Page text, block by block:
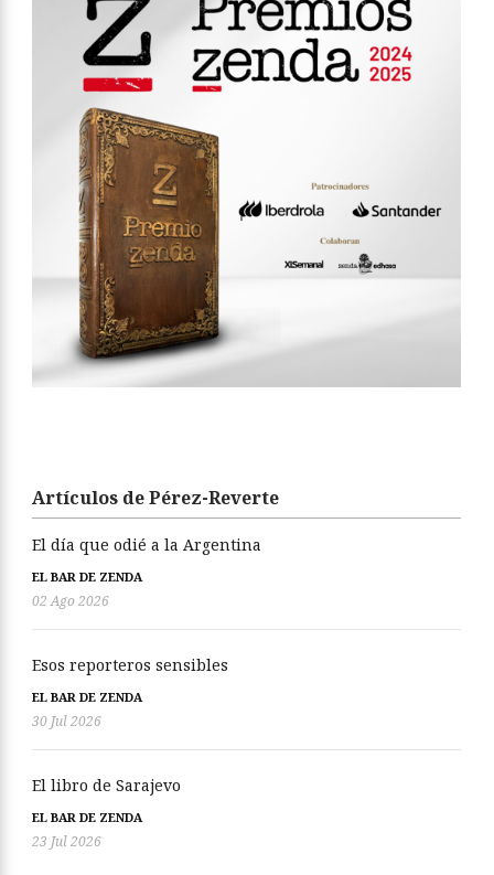
Artículos de Pérez-Reverte
El día que odié a la Argentina
EL BAR DE ZENDA
02 Ago 2026
Esos reporteros sensibles
EL BAR DE ZENDA
30 Jul 2026
El libro de Sarajevo
EL BAR DE ZENDA
23 Jul 2026